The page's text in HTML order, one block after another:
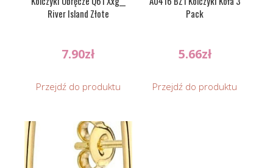
River Island Złote
7.90zł
Przejdź do produktu
Pack
5.66zł
Przejdź do produktu